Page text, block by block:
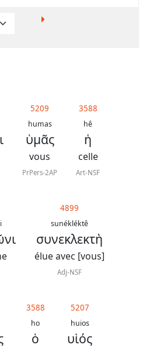
5209
humas
ὑμᾶς
vous
PrPers-2AP
3588
hê
ἡ
celle
Art-NSF
4899
sunékléktê
συνεκλεκτὴ
élue avec [vous]
Adj-NSF
3588
ho
ὁ
5207
huios
υἱός